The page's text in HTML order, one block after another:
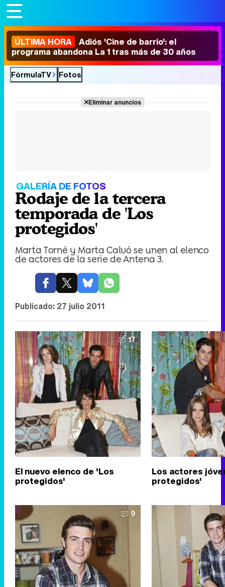
ÚLTIMA HORA Adiós 'Cine de barrio': el
programa abandona La 1 tras más de 30 años
FórmulaTV Fotos
Eliminar anuncios
GALERÍA DE FOTOS
Rodaje de la tercera
temporada de 'Los
protegidos'
Marta Torné y Marta Calvó se unen al elenco
de actores de la serie de Antena 3.
Publicado: 27 julio 2011
17
El nuevo elenco de 'Los
protegidos'
Los actores
protegidos'
9